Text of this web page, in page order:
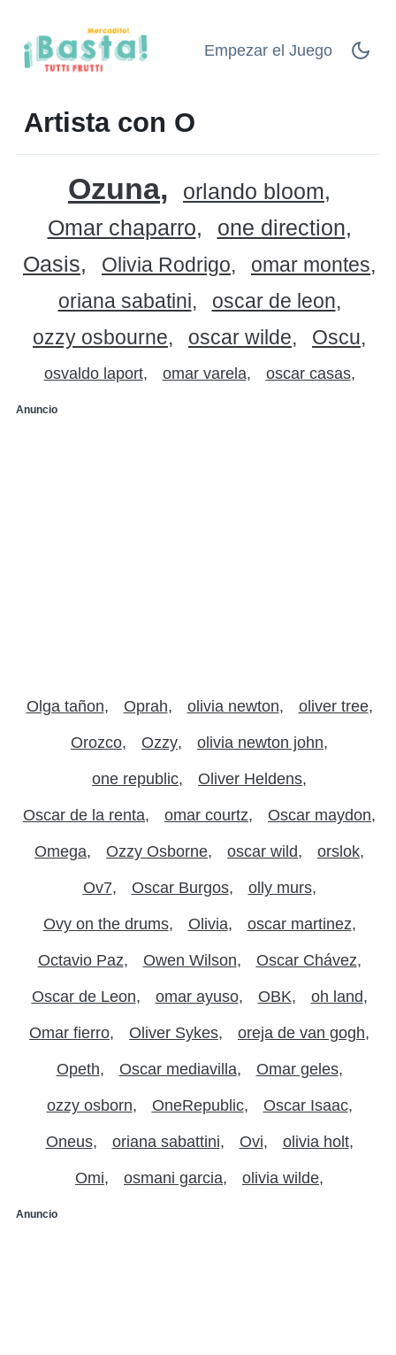
Empezar el Juego
Artista con O
Ozuna
orlando bloom
Omar chaparro
one direction
Oasis
Olivia Rodrigo
omar montes
oriana sabatini
oscar de leon
ozzy osbourne
oscar wilde Oscu
osvaldo laport omar varela oscar casas
Anuncio
Olga tañon Oprah olivia newton oliver tree
Orozco Ozzy olivia newton john
one republic Oliver Heldens
Oscar de la renta omar courtz Oscar maydon
Omega Ozzy Osborne oscar wild orslok
Ov7 Oscar Burgos olly murs
Ovy on the drums Olivia oscar martinez
Octavio Paz Owen Wilson Oscar Chávez
Oscar de Leon omar ayuso OBK oh land
Omar fierro Oliver Sykes oreja de van gogh
Opeth Oscar mediavilla Omar geles
ozzy osborn OneRepublic Oscar Isaac
Oneus oriana sabattini Ovi olivia holt
Omi osmani garcia olivia wilde
Anuncio